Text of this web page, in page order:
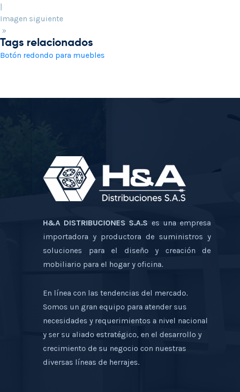
|
Imagen siguiente
»
Tags relacionados
Botón redondo para muebles
H&A DISTRIBUCIONES S.A.S es una empresa
importadora y productora de suministros y
soluciones para el diseño y creación de
mobiliario para el hogar y oficina.
En línea con las tendencias del mercado.
Somos un gran equipo para atender sus
necesidades y requerimientos a nivel nacional
y ser su aliado estratégico, en el desarrollo y
crecimiento de su negocio con nuestras
diversas líneas de herrajes.